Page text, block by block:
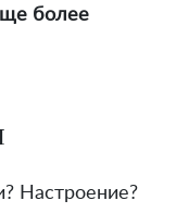
более
Настроение?